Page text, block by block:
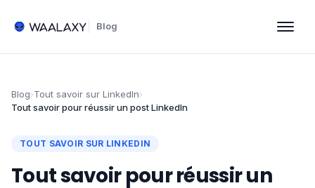
Blog
Blog›Tout savoir sur LinkedIn›
Tout savoir pour réussir un post LinkedIn
TOUT SAVOIR SUR LINKEDIN
Tout savoir pour réussir un